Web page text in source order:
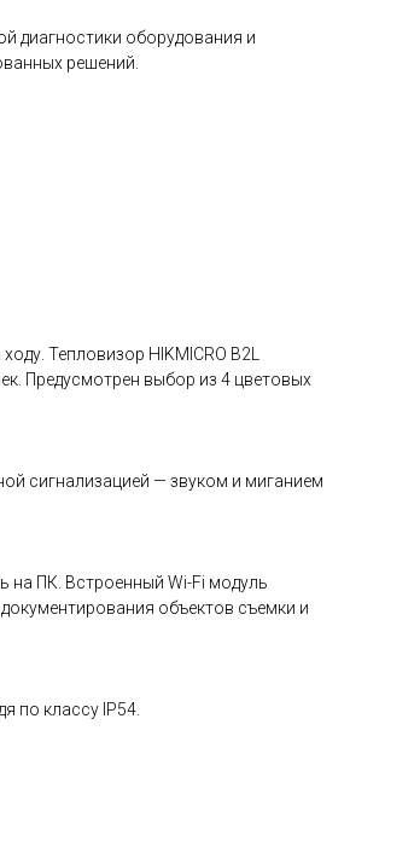
диагностики оборудования и
решений.
Тепловизор HIKMICRO B2L
Предусмотрен выбор из 4 цветовых
сигнализацией — звуком и миганием
на ПК. Встроенный Wi-Fi модуль
объектов съемки и
по классу IP54.